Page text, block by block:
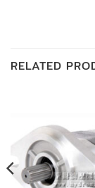
RELATED